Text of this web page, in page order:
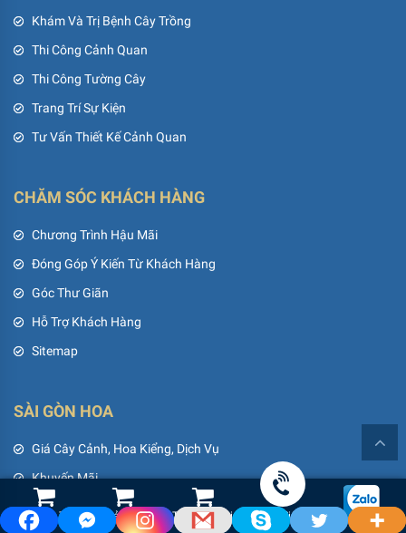
Khám Và Trị Bệnh Cây Trồng
Thi Công Cảnh Quan
Thi Công Tường Cây
Trang Trí Sự Kiện
Tư Vấn Thiết Kế Cảnh Quan
CHĂM SÓC KHÁCH HÀNG
Chương Trình Hậu Mãi
Đóng Góp Ý Kiến Từ Khách Hàng
Góc Thư Giãn
Hỗ Trợ Khách Hàng
Sitemap
SÀI GÒN HOA
Giá Cây Cảnh, Hoa Kiểng, Dịch Vụ
Khuyến Mãi
Thành Tựu
Shop Hoa Tươi Led Cảnh Quan Thiết Bị Tưới Gọi điện